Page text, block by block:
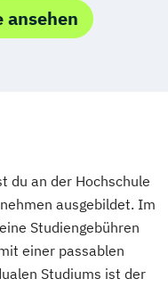
ansehen
du an der Hochschule
ausgebildet. Im
Studiengebühren
einer passablen
Studiums ist der